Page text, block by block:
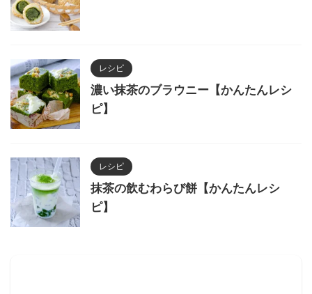
レシピ
濃い抹茶のブラウニー【かんたんレシ
ピ】
レシピ
抹茶の飲むわらび餅【かんたんレシ
ピ】